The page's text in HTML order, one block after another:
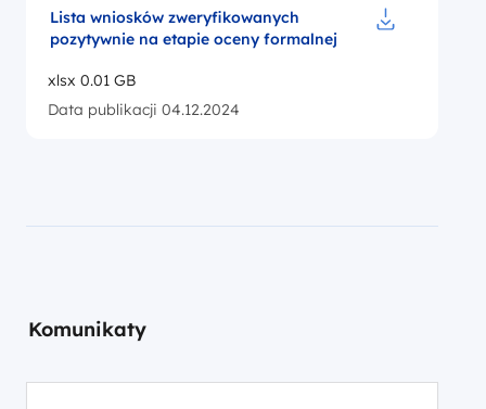
Lista wniosków zweryfikowanych
pozytywnie na etapie oceny formalnej
xlsx 0.01 GB
Data publikacji 04.12.2024
Komunikaty